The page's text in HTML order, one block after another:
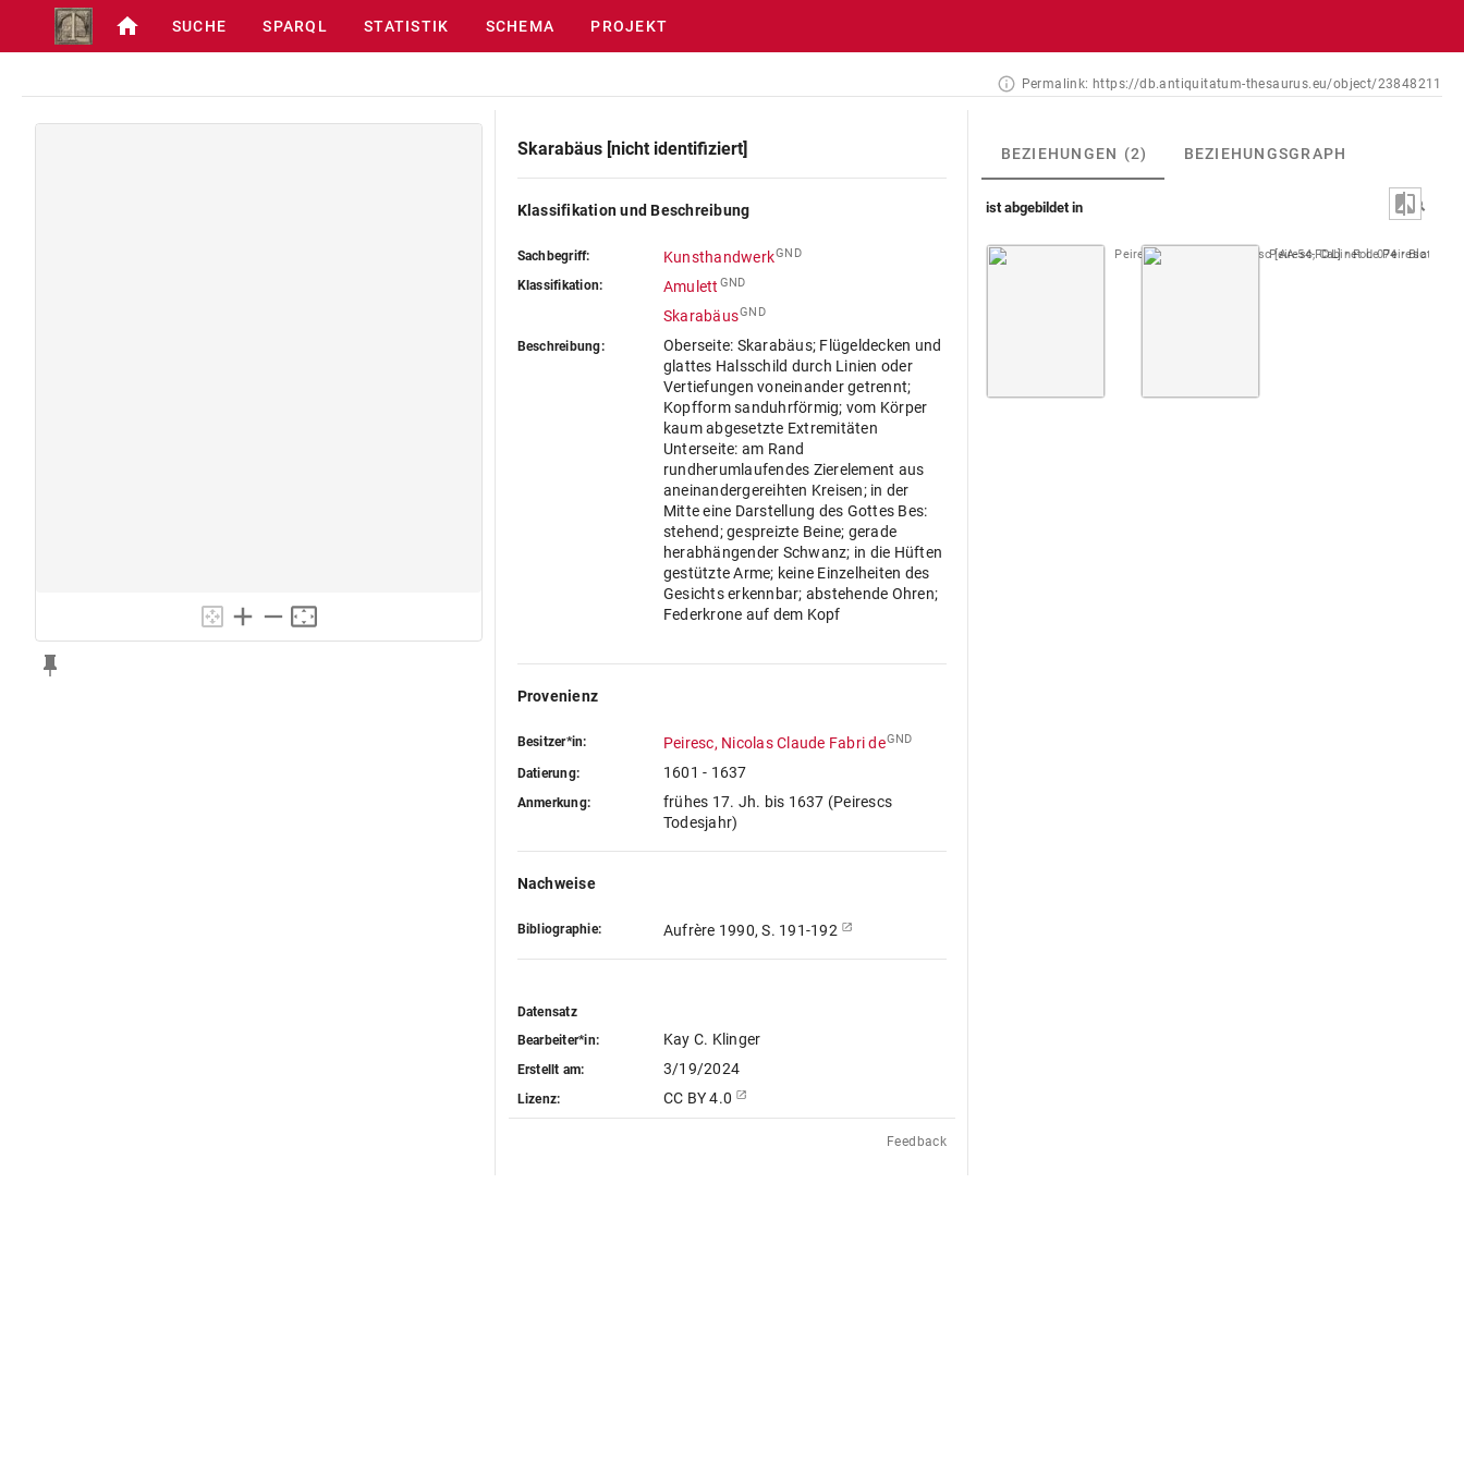
SUCHE SPARQL STATISTIK SCHEMA PROJEKT
Permalink: https://db.antiquitatum-thesaurus.eu/object/23848211
Skarabäus [nicht identifiziert]
Klassifikation und Beschreibung
Sachbegriff: KunsthandwerkGND
Klassifikation: Amulett GND
SkarabäusGND
Beschreibung:
Oberseite: Skarabäus; Flügeldecken und
glattes Halsschild durch Linien oder
Vertiefungen voneinander getrennt;
Kopfform sanduhrförmig; vom Körper
kaum abgesetzte Extremitäten
Unterseite: am Rand
rundherumlaufendes Zierelement aus
aneinandergereihten Kreisen; in der
Mitte eine Darstellung des Gottes Bes:
stehend; gespreizte Beine; gerade
herabhängender Schwanz; in die Hüften
gestützte Arme; keine Einzelheiten des
Gesichts erkennbar; abstehende Ohren;
Federkrone auf dem Kopf
Provenienz
Besitzer*in: Peiresc, Nicolas Claude Fabri deGND
Datierung: 1601 - 1637
Anmerkung:
frühes 17. Jh. bis 1637 (Peirescs
Todesjahr)
Nachweise
Bibliographie: Aufrère 1990, S. 191-192
Datensatz
Bearbeiter*in:
Kay C. Klinger
Erstellt am: 3/19/2024
Lizenz: CC BY 4.0
Feedback
BEZIEHUNGEN (2) BEZIEHUNGSGRAPH
ist abgebildet in
Peiresc, Cabinet de Peiresc [AA-54-FOL] Fol. 074 Blatt [A]
Peiresc, Cabinet de Peiresc [AA-